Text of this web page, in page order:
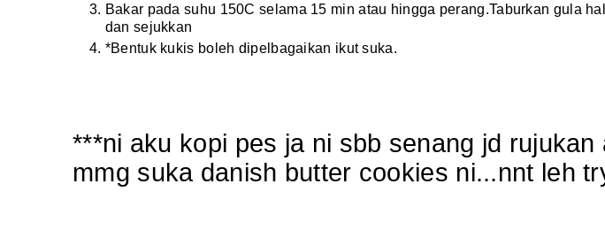
Bakar pada suhu 150C selama 15 min atau hingga perang.Taburkan gula
dan sejukkan
*Bentuk kukis boleh dipelbagaikan ikut suka.
***ni aku kopi pes ja ni sbb senang jd rujukan
mmg suka danish butter cookies ni...nnt leh